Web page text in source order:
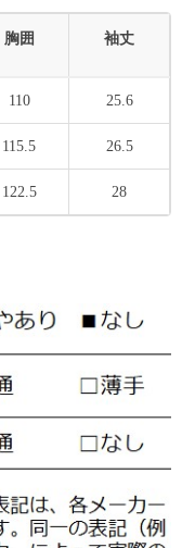
胸囲 袖丈
110 25.6
115.5 26.5
122.5 28